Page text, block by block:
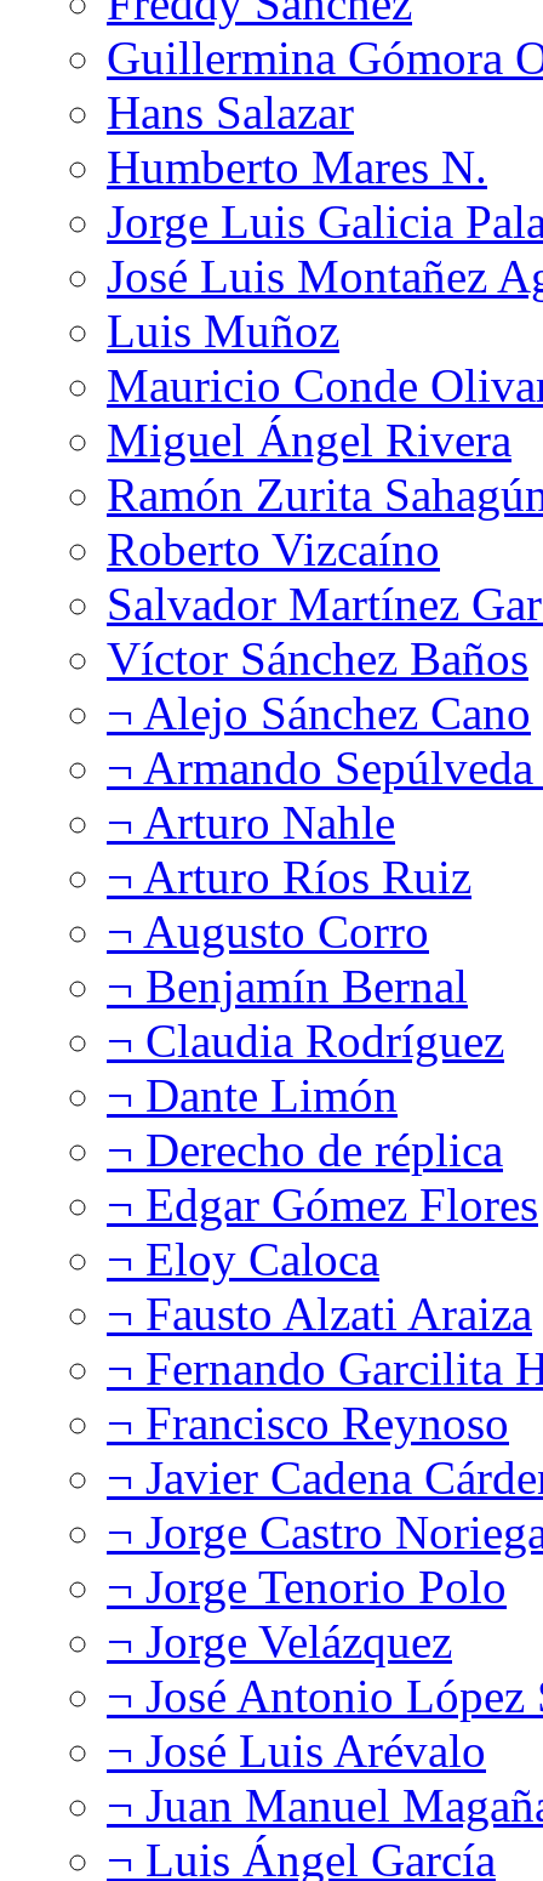
Guillermina Gómora
Hans Salazar
Humberto Mares N.
Jorge Luis Galicia
José Luis Montañez
Luis Muñoz
Mauricio Conde
Miguel Ángel Rivera
Ramón Zurita
Roberto Vizcaíno
Salvador Martínez
Víctor Sánchez Baños
¬ Alejo Sánchez Cano
¬ Armando
¬ Arturo Nahle
¬ Arturo Ríos Ruiz
¬ Augusto Corro
¬ Benjamín Bernal
¬ Claudia Rodríguez
¬ Dante Limón
¬ Derecho de réplica
¬ Edgar Gómez Flores
¬ Eloy Caloca
¬ Fausto Alzati Araiza
¬ Fernando Garcilita
¬ Francisco Reynoso
¬ Javier Cadena
¬ Jorge Castro
¬ Jorge Tenorio Polo
¬ Jorge Velázquez
¬ José Antonio López
¬ José Luis Arévalo
¬ Juan Manuel
¬ Luis Ángel García